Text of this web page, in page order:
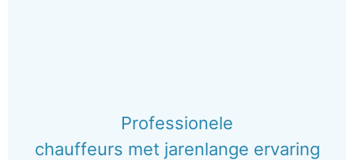
Professionele
chauffeurs met jarenlange ervaring